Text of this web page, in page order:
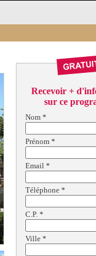
Recevoir +
sur ce
Nom *
Prénom *
Email *
Téléphone *
C.P. *
Ville *